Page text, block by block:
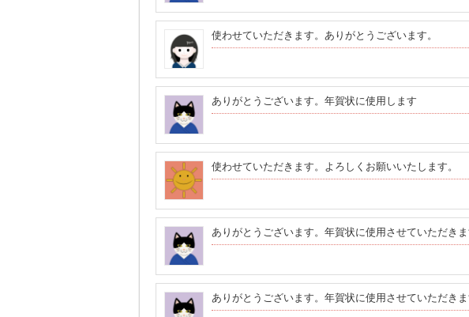
使わせていただきます。ありがとうございます。
ありがとうございます。年賀状に使用します
使わせていただきます。よろしくお願いいたします。
ありがとうございます。年賀状に使用させていただきま
ありがとうございます。年賀状に使用させていただきま